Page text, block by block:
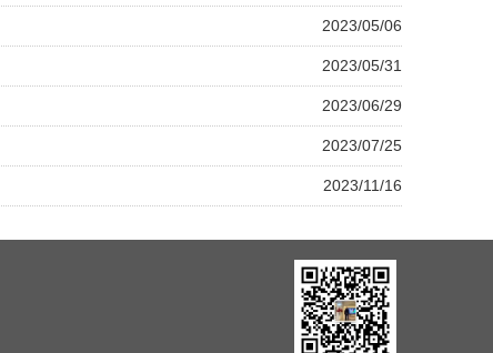
2023/05/06
2023/05/31
2023/06/29
2023/07/25
2023/11/16